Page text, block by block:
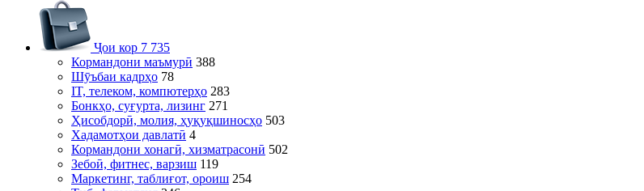
Ҷои кор 7 735
Кормандони маъмурӣ 388
Шӯъбаи кадрҳо 78
IT, телеком, компютерҳо 283
Бонкҳо, суғурта, лизинг 271
Ҳисобдорӣ, молия, ҳуқуқшиносҳо 503
Хадамотҳои давлатӣ 4
Кормандони хонагӣ, хизматрасонӣ 502
Зебоӣ, фитнес, варзиш 119
Маркетинг, таблиғот, ороиш 254